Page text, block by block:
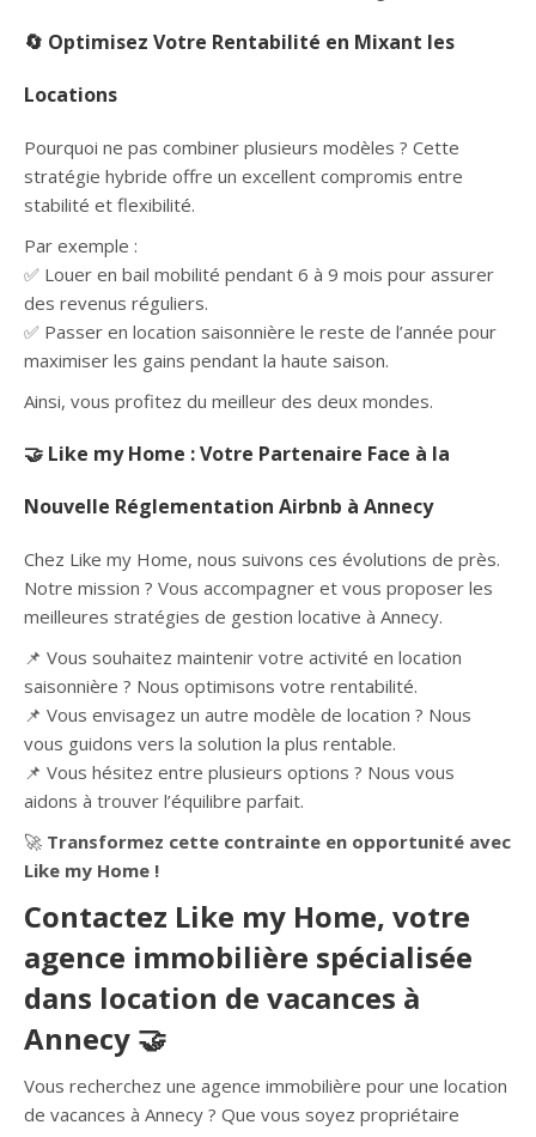
🔄 Optimisez Votre Rentabilité en Mixant les
Locations
Pourquoi ne pas combiner plusieurs modèles ? Cette
stratégie hybride offre un excellent compromis entre
stabilité et flexibilité.
Par exemple :
✅ Louer en bail mobilité pendant 6 à 9 mois pour assurer
des revenus réguliers.
✅ Passer en location saisonnière le reste de l’année pour
maximiser les gains pendant la haute saison.
Ainsi, vous profitez du meilleur des deux mondes.
🤝 Like my Home : Votre Partenaire Face à la
Nouvelle Réglementation Airbnb à Annecy
Chez Like my Home, nous suivons ces évolutions de près.
Notre mission ? Vous accompagner et vous proposer les
meilleures stratégies de gestion locative à Annecy.
📌 Vous souhaitez maintenir votre activité en location
saisonnière ? Nous optimisons votre rentabilité.
📌 Vous envisagez un autre modèle de location ? Nous
vous guidons vers la solution la plus rentable.
📌 Vous hésitez entre plusieurs options ? Nous vous
aidons à trouver l’équilibre parfait.
🚀 Transformez cette contrainte en opportunité avec
Like my Home !
Contactez Like my Home, votre
agence immobilière spécialisée
dans location de vacances à
Annecy 🤝
Vous recherchez une agence immobilière pour une location
de vacances à Annecy ? Que vous soyez propriétaire